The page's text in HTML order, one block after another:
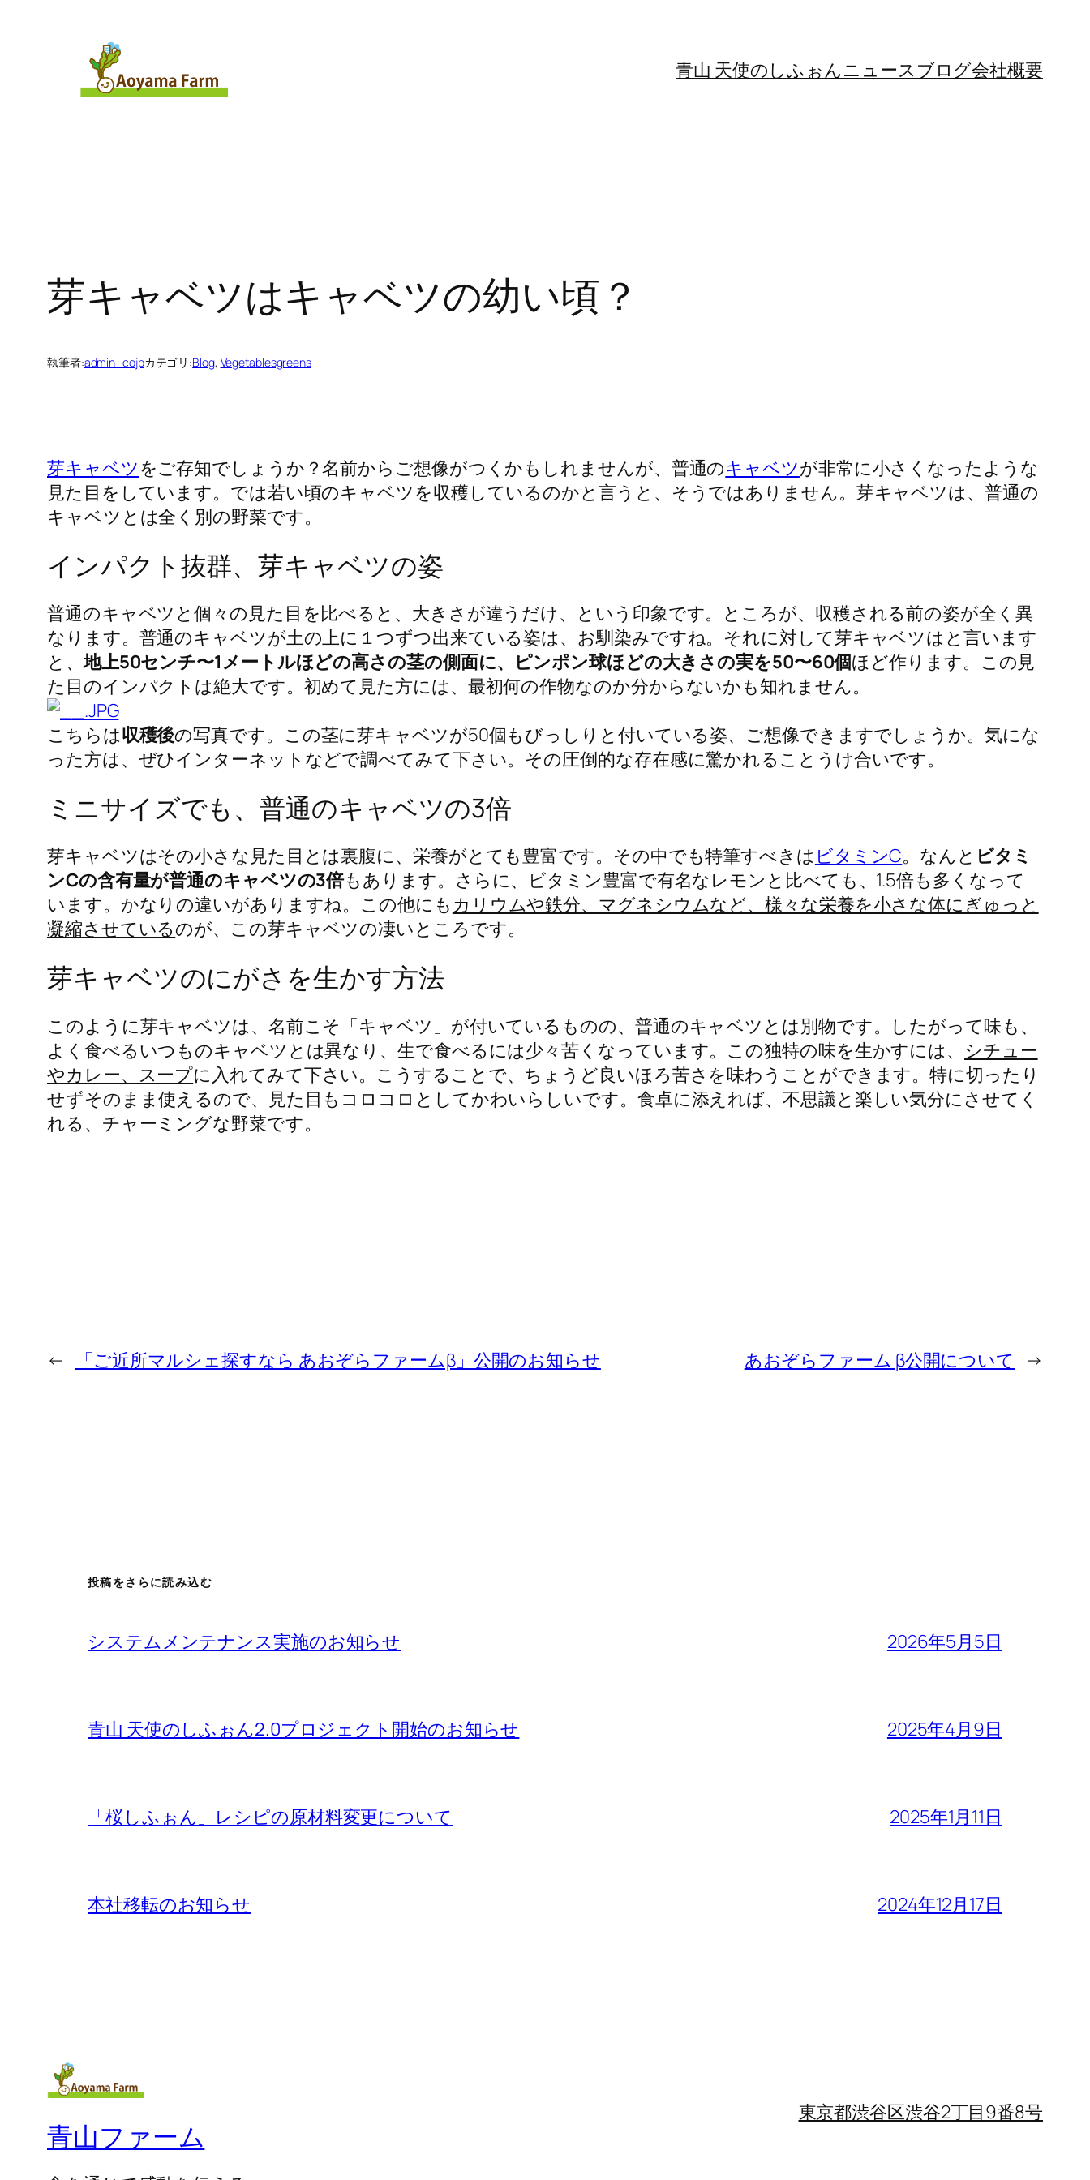
青山 天使のしふぉんニュース ブログ会社概要
芽キャベツはキャベツの幼い頃？
執筆者:admin_cojpカテゴリ:Blog, Vegetablesgreens
芽キャベツをご存知でしょうか？名前からご想像がつくかもしれませんが、普通のキャベツが非常に小さくなったような
見た目をしています。では若い頃のキャベツを収穫しているのかと言うと、そうではありません。芽キャベツは、普通の
キャベツとは全く別の野菜です。
インパクト抜群、芽キャベツの姿
普通のキャベツと個々の見た目を比べると、大きさが違うだけ、という印象です。ところが、収穫される前の姿が全く異
なります。普通のキャベツが土の上に１つずつ出来ている姿は、お馴染みですね。それに対して芽キャベツはと言います
と、地上50センチ〜1メートルほどの高さの茎の側面に、ピンポン球ほどの大きさの実を50〜60個ほど作ります。この見
た目のインパクトは絶大です。初めて見た方には、最初何の作物なのか分からないかも知れません。
こちらは収穫後の写真です。この茎に芽キャベツが50個もびっしりと付いている姿、ご想像できますでしょうか。気にな
った方は、ぜひインターネットなどで調べてみて下さい。その圧倒的な存在感に驚かれることうけ合いです。
ミニサイズでも、普通のキャベツの3倍
芽キャベツはその小さな見た目とは裏腹に、栄養がとても豊富です。その中でも特筆すべきは ビタミンC。なんと ビタミ
ンCの含有量が普通のキャベツの3倍もあります。さらに、ビタミン豊富で有名なレモンと比べても、1.5倍も多くなって
います。かなりの違いがありますね。この他にも カリウムや鉄分、マグネシウムなど、様々な栄養を小さな体にぎゅっと
凝縮させているのが、この芽キャベツの凄いところです。
芽キャベツのにがさを生かす方法
このように芽キャベツは、名前こそ「キャベツ」が付いているものの、普通のキャベツとは別物です。したがって味も、
よく食べるいつものキャベツとは異なり、生で食べるには少々苦くなっています。この独特の味を生かすには、 シチュー
やカレー、スープに入れてみて下さい。こうすることで、ちょうど良いほろ苦さを味わうことができます。特に切ったり
せずそのまま使えるので、見た目もコロコロとしてかわいらしいです。食卓に添えれば、不思議と楽しい気分にさせてく
れる、チャーミングな野菜です。
← 「ご近所マルシェ探すなら あおぞらファームβ」公開のお知らせ あおぞらファーム β公開について →
投稿をさらに読み込む
システムメンテナンス実施のお知らせ 2026年5月5日
青山 天使のしふぉん2.0プロジェクト開始のお知らせ 2025年4月9日
「桜しふぉん」レシピの原材料変更について 2025年1月11日
本社移転のお知らせ 2024年12月17日
青山ファーム
東京都渋谷区渋谷2丁目9番8号